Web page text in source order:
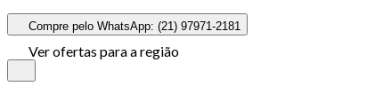
Compre pelo WhatsApp: (21) 97971-2181
Ver ofertas para a região